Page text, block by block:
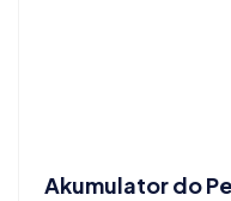
Akumulator do